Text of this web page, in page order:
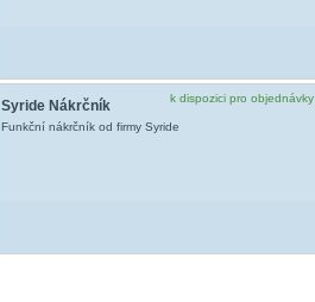
k dispozici pro objednávky
Syride Nákrčník
Funkční nákrčník od firmy Syride